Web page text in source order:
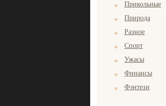
Прикольные
Природа
Разное
Спорт
Ужасы
Финансы
Фэнтези